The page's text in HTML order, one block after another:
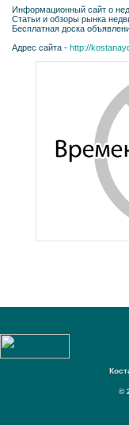
Информационный сайт о
Статьи и обзоры рынка
Бесплатная доска
Адрес сайта - http://
©